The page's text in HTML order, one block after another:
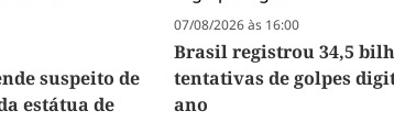
suspeito de
estátua de
07/08/2026 às 16:00
Brasil registrou 34,5
tentativas de golpes
ano